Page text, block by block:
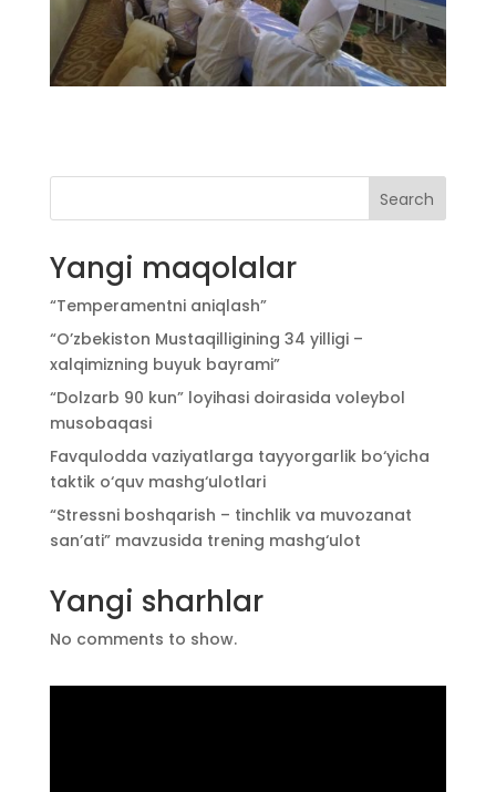
Search
Yangi maqolalar
“Temperamentni aniqlash”
“O’zbekiston Mustaqilligining 34 yilligi –
xalqimizning buyuk bayrami”
“Dolzarb 90 kun” loyihasi doirasida voleybol
musobaqasi
Favqulodda vaziyatlarga tayyorgarlik bo‘yicha
taktik o‘quv mashg‘ulotlari
“Stressni boshqarish – tinchlik va muvozanat
san’ati” mavzusida trening mashg‘ulot
Yangi sharhlar
No comments to show.